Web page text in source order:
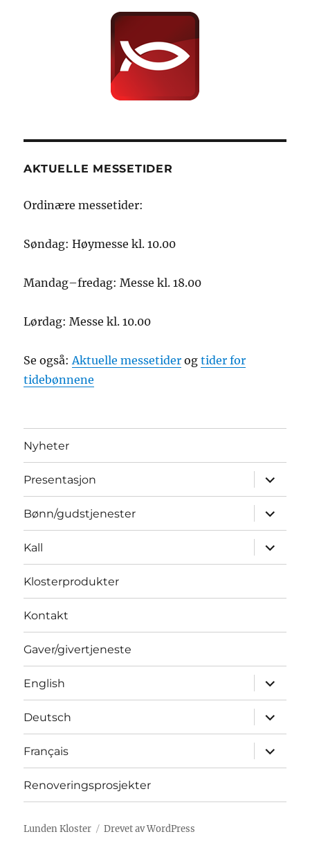
AKTUELLE MESSETIDER
Ordinære messetider:
Søndag: Høymesse kl. 10.00
Mandag–fredag: Messe kl. 18.00
Lørdag: Messe kl. 10.00
Se også:Aktuelle messetider ogtider for
tidebønnene
Nyheter
Presentasjon
Utvid
Bønn/gudstjenester
Utvid
Kall
Utvid
Klosterprodukter
Kontakt
Gaver/givertjeneste
English
Utvid
Deutsch
Utvid
Français
Utvid
Renoveringsprosjekter
Lunden Kloster Drevet av WordPress